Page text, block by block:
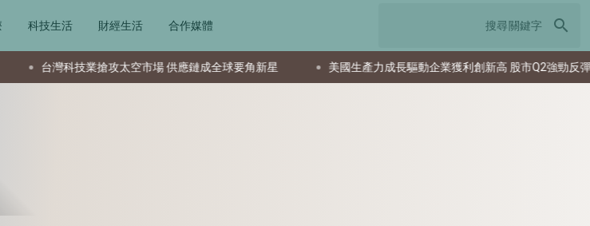
科技生活 財經生活 合作媒體 search
鏈成全球要角新星 美國生產力成長驅動企業獲利創新高 股市Q2強勁反彈 日本TCS加速轉型AI驅動